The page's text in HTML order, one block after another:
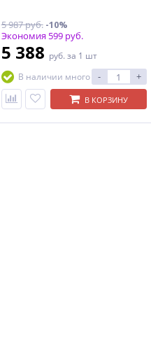
5 987 руб.-10%
Экономия 599 руб.
5 388 руб. за 1 шт
В наличии много
- +
В КОРЗИНУ